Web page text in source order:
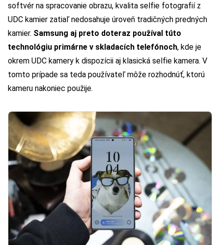
softvér na spracovanie obrazu, kvalita selfie fotografií z
UDC kamier zatiaľ nedosahuje úroveň tradičných predných
kamier. Samsung aj preto doteraz používal túto
technológiu primárne v skladacích telefónoch, kde je
okrem UDC kamery k dispozícii aj klasická selfie kamera. V
tomto prípade sa teda používateľ môže rozhodnúť, ktorú
kameru nakoniec použije.